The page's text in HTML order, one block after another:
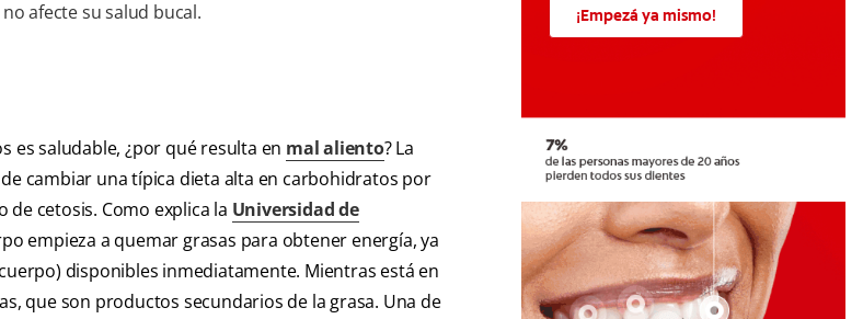
afecte su salud bucal.
es saludable, ¿por qué resulta en mal aliento? La
cambiar una típica dieta alta en carbohidratos por
cetosis. Como explica la Universidad de
empieza a quemar grasas para obtener energía, ya
disponibles inmediatamente. Mientras está en
que son productos secundarios de la grasa. Una de
¡Empezá ya mismo!